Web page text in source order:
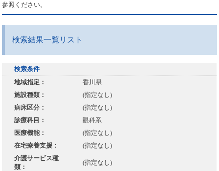
参照ください。
検索結果一覧リスト
検索条件
地域指定：
香川県
施設種類：
(指定なし)
病床区分：
(指定なし)
診療科目：
眼科系
医療機能：
(指定なし)
在宅療養支援：
(指定なし)
介護サービス種
類：
(指定なし)